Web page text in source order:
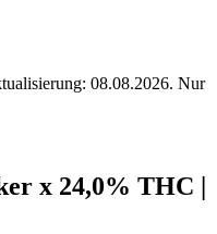
08.08.2026. Nur
x 24,0% THC |